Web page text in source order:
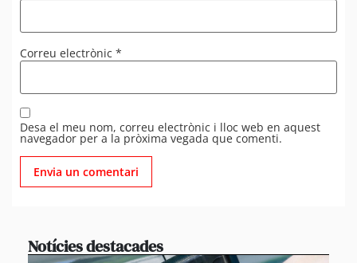
Correu electrònic *
Desa el meu nom, correu electrònic i lloc web en aquest
navegador per a la pròxima vegada que comenti.
Notícies destacades